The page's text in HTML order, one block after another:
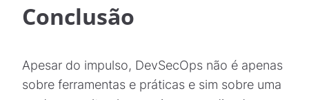
Conclusão
Apesar do impulso, DevSecOps não é apenas
sobre ferramentas e práticas e sim sobre uma